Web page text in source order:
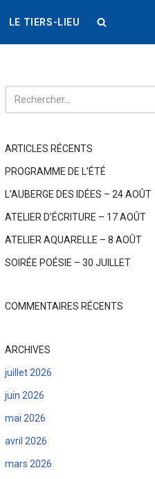
LE TIERS-LIEU
ARTICLES RÉCENTS
PROGRAMME DE L’ÉTÉ
L’AUBERGE DES IDÉES – 24 AOÛT
ATELIER D’ÉCRITURE – 17 AOÛT
ATELIER AQUARELLE – 8 AOÛT
SOIRÉE POÉSIE – 30 JUILLET
COMMENTAIRES RÉCENTS
ARCHIVES
juillet 2026
juin 2026
mai 2026
avril 2026
mars 2026